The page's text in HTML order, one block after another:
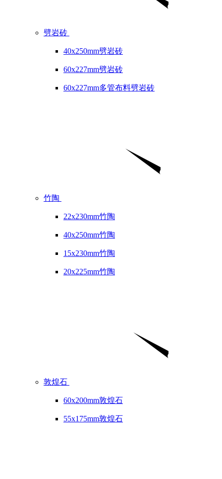
劈岩砖
40x250mm劈岩砖
60x227mm劈岩砖
60x227mm多管布料劈岩砖
竹陶
22x230mm竹陶
40x250mm竹陶
15x230mm竹陶
20x225mm竹陶
敦煌石
60x200mm敦煌石
55x175mm敦煌石